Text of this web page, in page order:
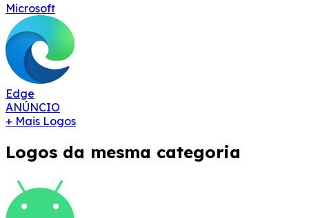
Microsoft
Edge
ANÚNCIO
+ Mais Logos
Logos da mesma categoria